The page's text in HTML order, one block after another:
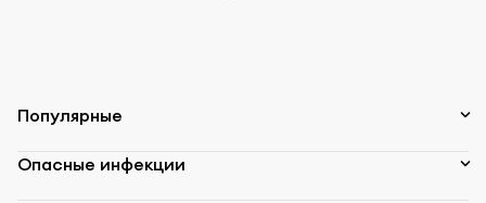
Популярные
Опасные инфекции